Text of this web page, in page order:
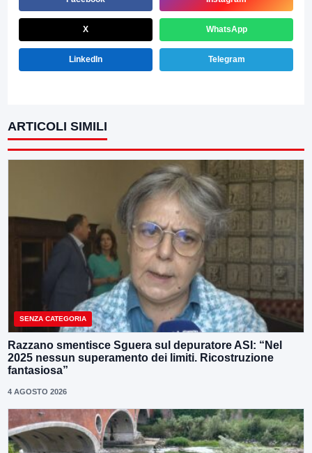
X WhatsApp
LinkedIn Telegram
ARTICOLI SIMILI
SENZA CATEGORIA
Razzano smentisce Sguera sul depuratore ASI: “Nel
2025 nessun superamento dei limiti. Ricostruzione
fantasiosa”
4 AGOSTO 2026